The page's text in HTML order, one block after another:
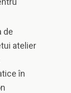
de
atelier
în